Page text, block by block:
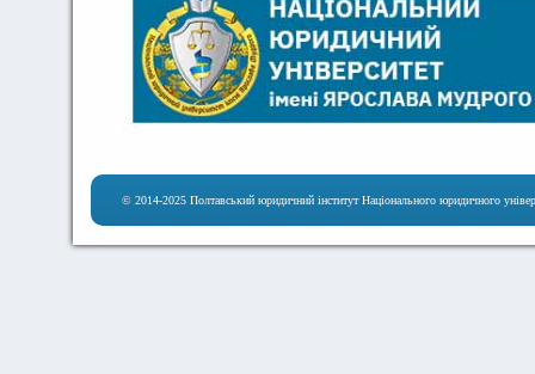
© 2014-2025 Полтавський юридичний інститут Національного юридичного